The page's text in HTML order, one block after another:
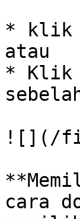
* klik
atau
* Klik
![](/
cara